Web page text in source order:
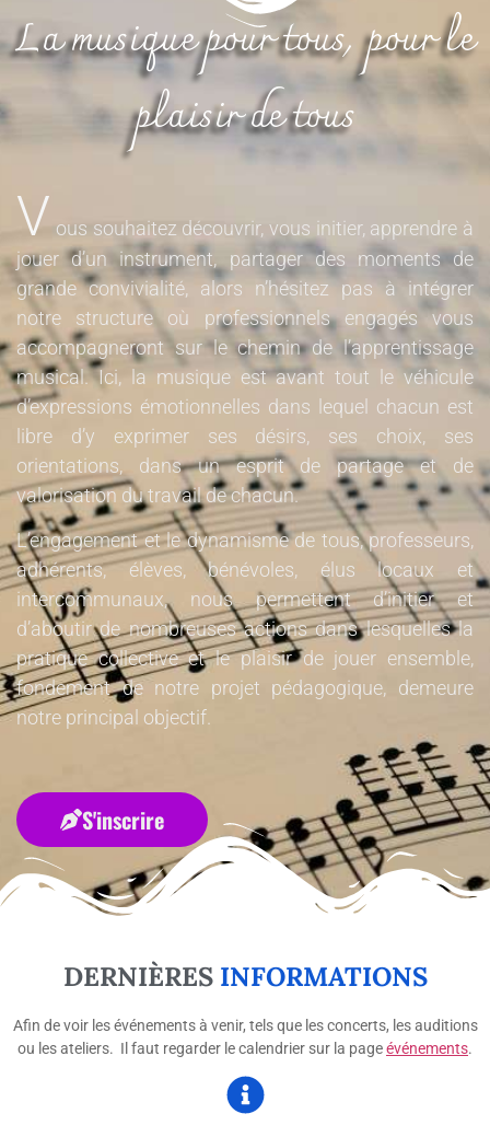
La musique pour tous, pour le
plaisir de tous
V ous souhaitez découvrir, vous initier, apprendre à
jouer d’un instrument, partager des moments de
grande convivialité, alors n’hésitez pas à intégrer
notre structure où professionnels engagés vous
accompagneront sur le chemin de l’apprentissage
musical. Ici, la musique est avant tout le véhicule
d’expressions émotionnelles dans lequel chacun est
libre d’y exprimer ses désirs, ses choix, ses
orientations, dans un esprit de partage et de
valorisation du travail de chacun.
L’engagement et le dynamisme de tous, professeurs,
adhérents, élèves, bénévoles, élus locaux et
intercommunaux, nous permettent d’initier et
d’aboutir de nombreuses actions dans lesquelles la
pratique collective et le plaisir de jouer ensemble,
fondement de notre projet pédagogique, demeure
notre principal objectif.
S'inscrire
DERNIÈRES INFORMATIONS
Afin de voir les événements à venir, tels que les concerts, les auditions
ou les ateliers. Il faut regarder le calendrier sur la pageévénements.